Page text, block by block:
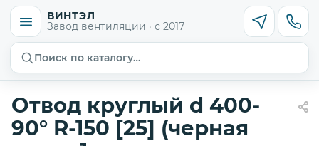
ВИНТЭЛ
Завод вентиляции · с 2017
Поиск по каталогу…
Отвод круглый d 400-
90° R-150 [25] (черная